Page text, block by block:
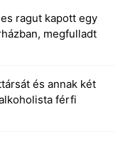
ragut kapott egy
megfulladt
és annak két
férfi